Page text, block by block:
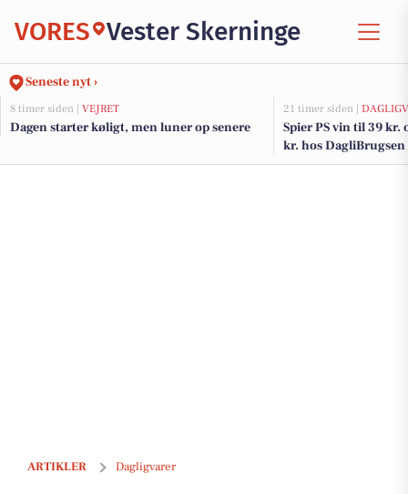
VORES Vester Skerninge
Seneste nyt ›
8 timer siden | VEJRET
Dagen starter køligt, men luner op senere
21 timer siden |
Spier PS vin til 39 kr.
kr. hos DagliBrugsen
ARTIKLER Dagligvarer
Tilbud på næste uges dagligvarer